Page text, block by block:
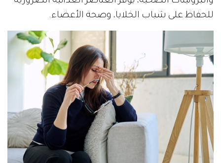
للحفاظ على شباب الخلايا، وصحة الأعضاء.